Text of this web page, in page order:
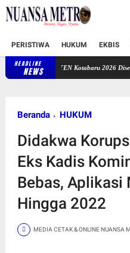
PERISTIWA HUKUM EKBIS
HEADLINE
NEWS
PATEN Kotabaru 2026 Diserbu Warga,
Beranda HUKUM
Didakwa
Eks Kadis
Bebas, Aplikasi
Hingga 2022
MEDIA CETAK & ONLINE NUANSA